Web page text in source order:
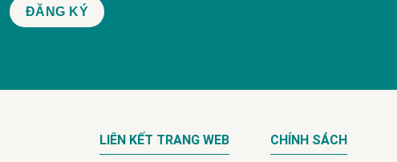
LIÊN KẾT TRANG WEB CHÍNH SÁCH